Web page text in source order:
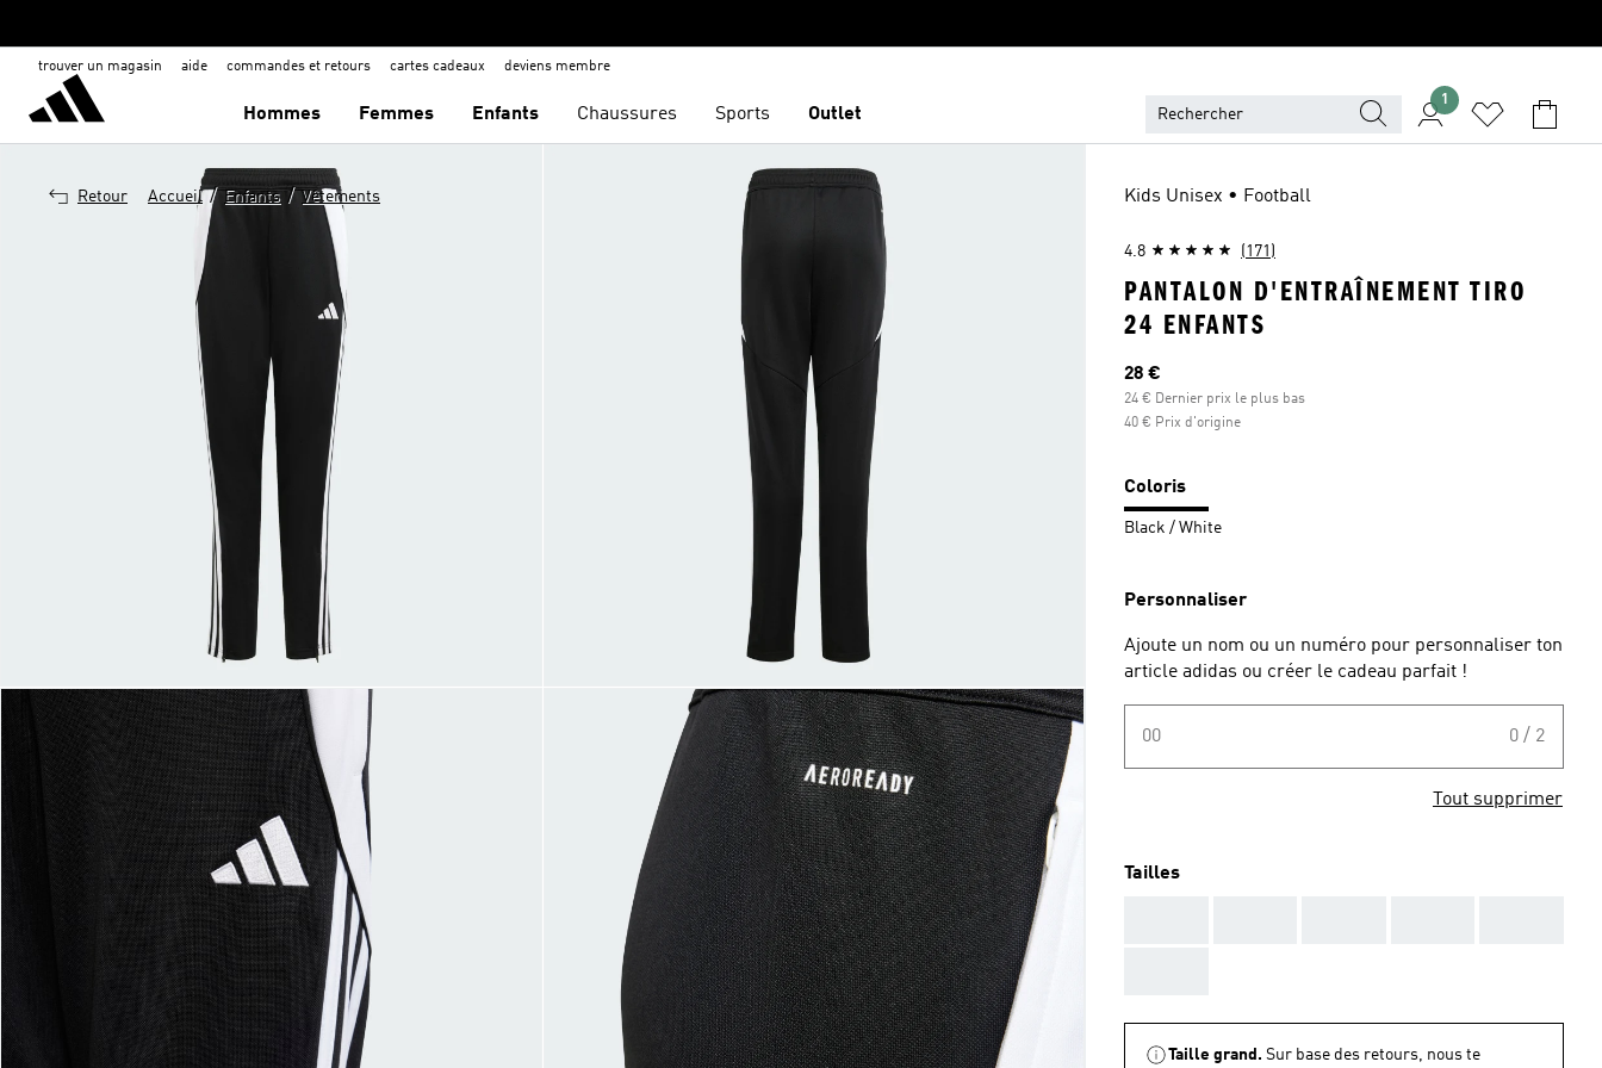
trouver un magasin aide commandes et retours cartes cadeaux deviens membre
Hommes Femmes Enfants Chaussures Sports Outlet
1
Retour Accueil / Enfants / Vêtements Kids Unisex • Football
4.8 (171)
PANTALON D'ENTRAÎNEMENT TIRO
24 ENFANTS
Prix actuel
28 €
24 € Dernier prix le plus bas
40 € Prix d'origine
Coloris
Black / White
Personnaliser
Ajoute un nom ou un numéro pour personnaliser ton
article adidas ou créer le cadeau parfait !
00 0 / 2
Tout supprimer
Tailles
Taille grand. Sur base des retours, nous te